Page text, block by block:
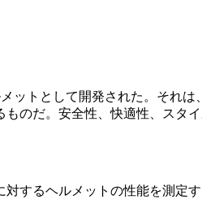
ットとして開発された。それは
のだ。安全性、快適性、スタ
するヘルメットの性能を測定